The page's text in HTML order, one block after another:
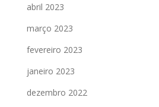
abril 2023
março 2023
fevereiro 2023
janeiro 2023
dezembro 2022